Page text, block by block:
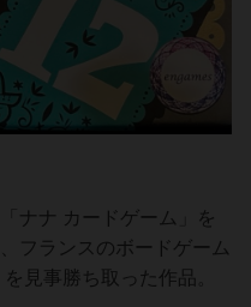
ナナ カードゲーム」を
フランスのボードゲーム
見事勝ち取った作品。